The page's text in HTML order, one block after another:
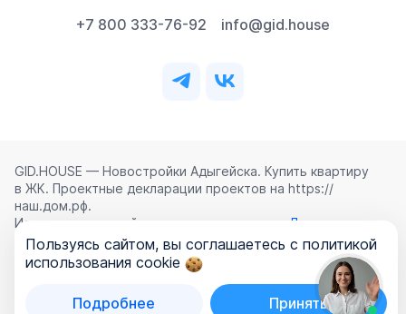
+7 800 333-76-92 info@gid.house
GID.HOUSE — Новостройки Адыгейска. Купить квартиру
в ЖК. Проектные декларации проектов на https://
наш.дом.рф.
Использование сайта означает согласие с
Лицензионным
соглашением
,Политикой конфиденциальностии
Политикой обработки персональных данных
ООО «ГИД.ХАУЗ»
Пользуясь сайтом, вы соглашаетесь с политикой
использования cookie
Подробнее Принять